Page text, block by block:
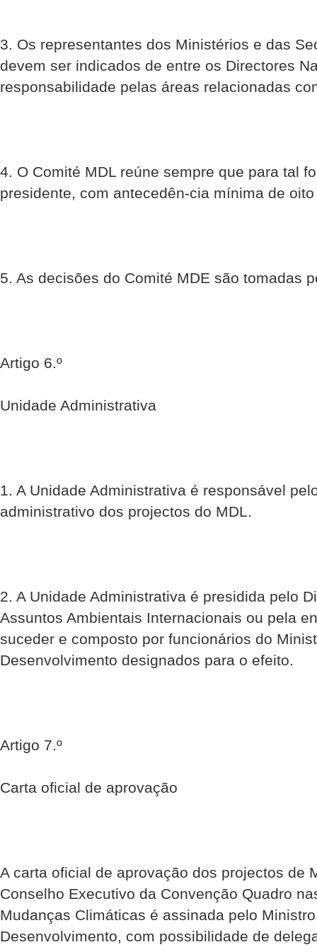
3. Os representantes dos Ministérios e das
devem ser indicados de entre os Directores
responsabilidade pelas áreas relacionadas
4. O Comité MDL reúne sempre que para tal
presidente, com antecedên-cia mínima de
5. As decisões do Comité MDE são tomadas
Artigo 6.º
Unidade Administrativa
1. A Unidade Administrativa é responsável
administrativo dos projectos do MDL.
2. A Unidade Administrativa é presidida pelo
Assuntos Ambientais Internacionais ou pela
suceder e composto por funcionários do
Desenvolvimento designados para o efeito.
Artigo 7.º
Carta oficial de aprovação
A carta oficial de aprovação dos projectos de
Conselho Executivo da Convenção Quadro
Mudanças Climáticas é assinada pelo
Desenvolvimento, com possibilidade de